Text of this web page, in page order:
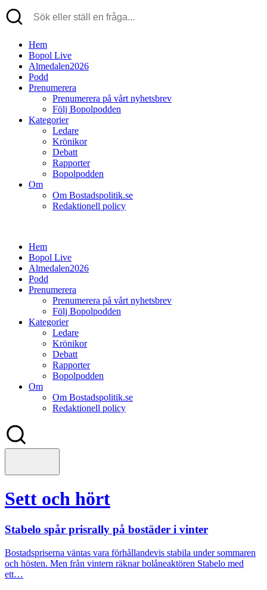
Hem
Bopol Live
Almedalen2026
Podd
Prenumerera
Prenumerera på vårt nyhetsbrev
Följ Bopolpodden
Kategorier
Ledare
Krönikor
Debatt
Rapporter
Bopolpodden
Om
Om Bostadspolitik.se
Redaktionell policy
Hem
Bopol Live
Almedalen2026
Podd
Prenumerera
Prenumerera på vårt nyhetsbrev
Följ Bopolpodden
Kategorier
Ledare
Krönikor
Debatt
Rapporter
Bopolpodden
Om
Om Bostadspolitik.se
Redaktionell policy
Sett och hört
Stabelo spår prisrally på bostäder i vinter
Bostadspriserna väntas vara förhållandevis stabila under sommaren
och hösten. Men från vintern räknar bolåneaktören Stabelo med
ett…